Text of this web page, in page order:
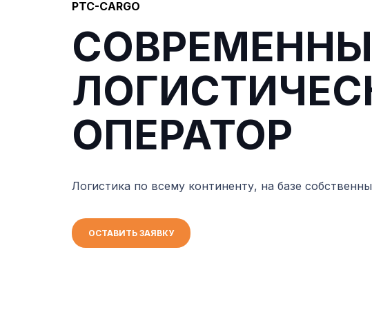
PTC-CARGO
ОПЕРАТОР
Логистика по всему континенту, на базе
ОСТАВИТЬ ЗАЯВКУ